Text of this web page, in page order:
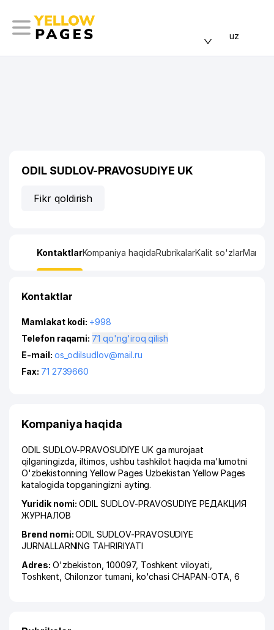
uz
ODIL SUDLOV-PRAVOSUDIYE UK
Fikr qoldirish
KontaktlarKompaniya haqidaRubrikalarKalit so'zlarManzil
Kontaktlar
Mamlakat kodi: +998
Telefon raqami:
71 qo'ng'iroq qilish
E-mail: os_odilsudlov@mail.ru
Fax: 71 2739660
Kompaniya haqida
ODIL SUDLOV-PRAVOSUDIYE UK ga murojaat
qilganingizda, iltimos, ushbu tashkilot haqida ma'lumotni
O'zbekistonning Yellow Pages Uzbekistan Yellow Pages
katalogida topganingizni ayting.
Yuridik nomi:ODIL SUDLOV-PRAVOSUDIYE РЕДАКЦИЯ
ЖУРНАЛОВ
Brend nomi:ODIL SUDLOV-PRAVOSUDIYE
JURNALLARNING TAHRIRIYATI
Adres: O'zbekiston, 100097, Toshkent viloyati
Toshkent Chilonzor tumani ko'chasi CHAPAN-OTA , 6